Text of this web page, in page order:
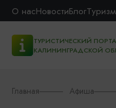
О насНовостиБлог
ТУРИСТИЧЕСКИЙ
КАЛИНИНГРАДСКОЙ
Главная Афиша